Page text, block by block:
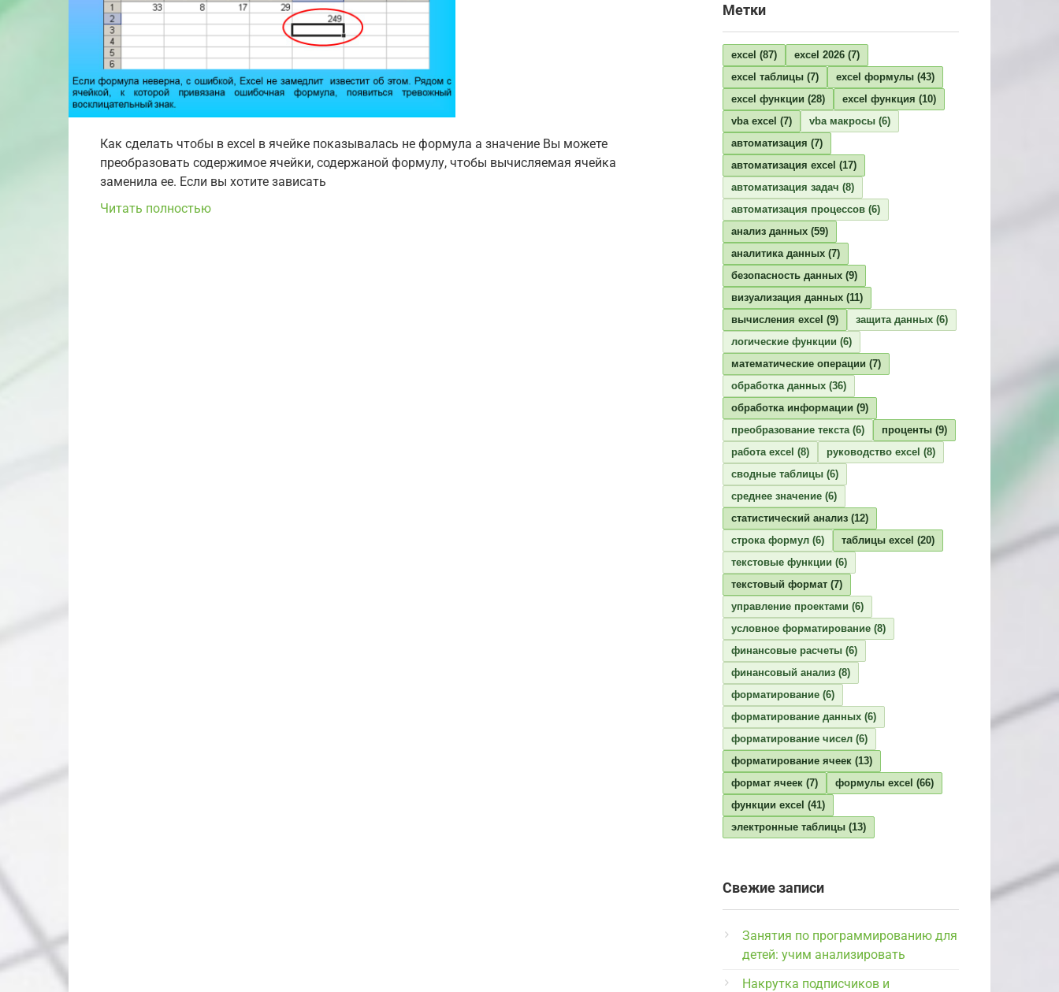
Как сделать чтобы в excel в ячейке показывалась не формула а значение Вы можете
преобразовать содержимое ячейки, содержаной формулу, чтобы вычисляемая ячейка
заменила ее. Если вы хотите зависать
Читать полностью
Метки
excel (87) excel 2026 (7)
excel таблицы (7) excel формулы (43)
excel функции (28) excel функция (10)
vba excel (7) vba макросы (6)
автоматизация (7)
автоматизация excel (17)
автоматизация задач (8)
автоматизация процессов (6)
анализ данных (59)
аналитика данных (7)
безопасность данных (9)
визуализация данных (11)
вычисления excel (9) защита данных (6)
логические функции (6)
математические операции (7)
обработка данных (36)
обработка информации (9)
преобразование текста(6) проценты (9)
работа excel (8) руководство excel (8)
сводные таблицы (6)
среднее значение (6)
статистический анализ (12)
строка формул (6) таблицы excel (20)
текстовые функции (6)
текстовый формат (7)
управление проектами (6)
условное форматирование (8)
финансовые расчеты (6)
финансовый анализ (8)
форматирование (6)
форматирование данных (6)
форматирование чисел (6)
форматирование ячеек (13)
формат ячеек (7) формулы excel (66)
функции excel (41)
электронные таблицы (13)
Свежие записи
Занятия по программированию для
детей: учим анализировать
Накрутка подписчиков и